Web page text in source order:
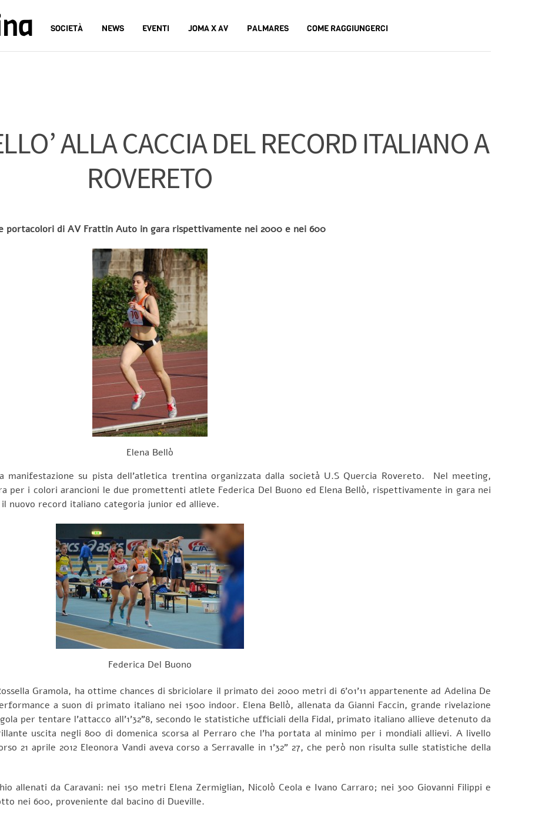
SOCIETÀ NEWS EVENTI JOMA X AV PALMARES COME RAGGIUNGERCI
ALLA CACCIA DEL RECORD ITALIANO A
ROVERETO
portacolori di AV Frattin Auto in gara rispettivamente nei 2000 e nei 600
Elena Bellò
manifestazione su pista dell’atletica trentina organizzata dalla società U.S Quercia Rovereto. Nel meeting,
per i colori arancioni le due promettenti atlete Federica Del Buono ed Elena Bellò, rispettivamente in gara nei
nuovo record italiano categoria junior ed allieve.
Federica Del Buono
Gramola, ha ottime chances di sbriciolare il primato dei 2000 metri di 6’01’11 appartenente ad Adelina De
a suon di primato italiano nei 1500 indoor. Elena Bellò, allenata da Gianni Faccin, grande rivelazione
per tentare l’attacco all’1’32”8, secondo le statistiche ufficiali della Fidal, primato italiano allieve detenuto da
uscita negli 800 di domenica scorsa al Perraro che l’ha portata al minimo per i mondiali allievi. A livello
21 aprile 2012 Eleonora Vandi aveva corso a Serravalle in 1’32” 27, che però non risulta sulle statistiche della
allenati da Caravani: nei 150 metri Elena Zermiglian, Nicolò Ceola e Ivano Carraro; nei 300 Giovanni Filippi e
nei 600, proveniente dal bacino di Dueville.